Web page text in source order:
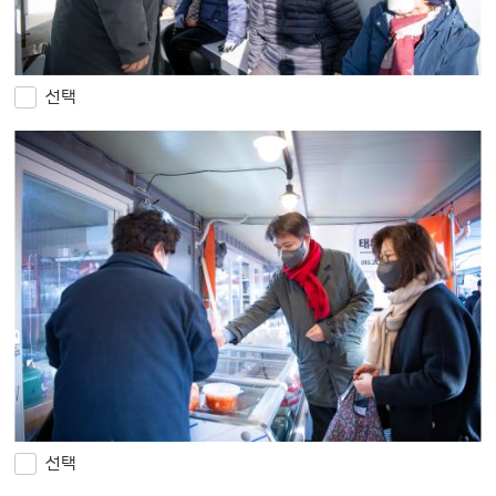
선택
선택